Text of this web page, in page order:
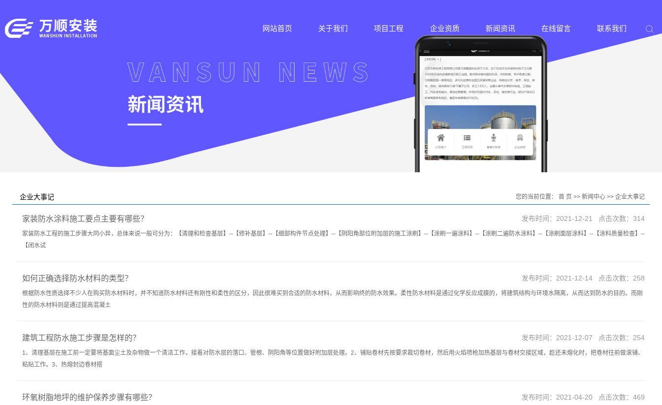
网站首页 关于我们 项目工程 企业资质 新闻资讯 在线留言 联系我们
企业大事记 您的当前位置： 首 页 >> 新闻中心 >> 企业大事记
家装防水涂料施工要点主要有哪些？
家装防水工程的施工步骤大同小异，总体来说一般可分为：【清理和检查基层】--【修补基层】--【细部构件节点处理】--【阴阳角部位附加层的施工涂刷】--【涂刷一遍涂料】--【涂刷二遍防水涂料】--【涂刷面层涂料】--【涂料质量检查】--
【闭水试
发布时间：2021-12-21 点击次数：314
如何正确选择防水材料的类型？
根据防水性质选择不少人在购买防水材料时，并不知道防水材料还有刚性和柔性的区分，因此很难买到合适的防水材料，从而影响终的防水效果。柔性防水材料是通过化学反应成膜的，将建筑结构与环境水隔离，从而达到防水的目的。而刚
性的防水材料则是通过提高混凝土
发布时间：2021-12-14 点击次数：258
建筑工程防水施工步骤是怎样的？
1、清理基层在施工前一定要将基面尘土及杂物做一个清洁工作，接着对防水层的落口、管根、阴阳角等位置做好附加层处理。2、铺贴卷材先按要求裁切卷材，然后用火焰喷枪加热基层与卷材交接区域，趁还未熔化时，把卷材往前做滚铺、
粘贴工作。3、热熔封边卷材搭
发布时间：2021-12-07 点击次数：254
环氧树脂地坪的维护保养步骤有哪些？ 发布时间：2021-04-20 点击次数：469